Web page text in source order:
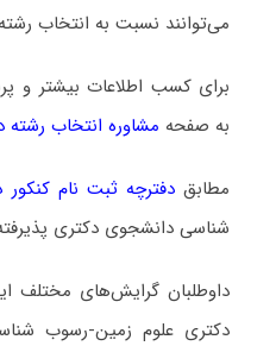
می‌توانند نسبت به انتخاب
برای کسب اطلاعات بیشتر و
به صفحه مشاوره انتخاب رشته
مطابقدفترچه ثبت نام کنکور
شناسی دانشجوی دکتری
داوطلبان گرایش‌های مختلف
دکتری علوم زمین-رسوب